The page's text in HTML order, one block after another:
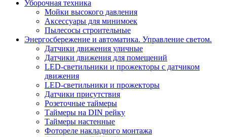
Уборочная техника
Мойки высокого давления
Аксессуары для минимоек
Пылесосы строительные
Энергосбережение и автоматика. Управление светом.
Датчики движения уличные
Датчики движения для помещений
LED-светильники и прожекторы с датчиком
движения
LED-светильники и прожекторы
Датчики присутствия
Розеточные таймеры
Таймеры на DIN рейку
Таймеры настенные
Фотореле накладного монтажа